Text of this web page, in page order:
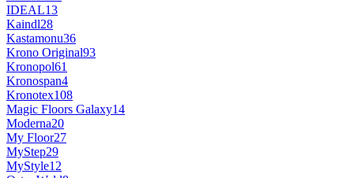
IDEAL13
Kaindl28
Kastamonu36
Krono Original93
Kronopol61
Kronospan4
Kronotex108
Magic Floors Galaxy14
Moderna20
My Floor27
MyStep29
MyStyle12